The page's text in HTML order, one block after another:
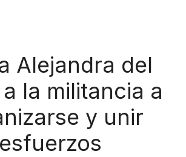
Alejandra del
la militancia a
y unir
esfuerzos